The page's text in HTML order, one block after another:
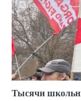
Тысячи